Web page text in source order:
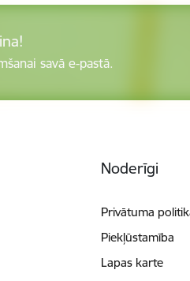
savā e-pastā.
Noderīgi
Privātuma
Piekļūstamība
Lapas karte